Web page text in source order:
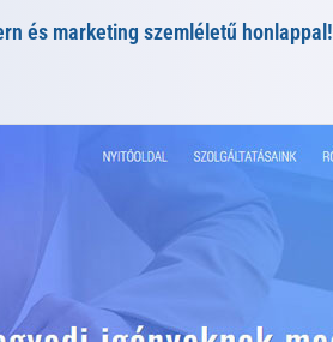
és marketing szemléletű honlappal!